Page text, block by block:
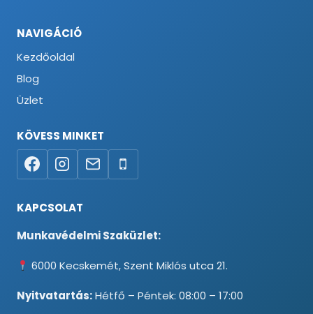
NAVIGÁCIÓ
Kezdőoldal
Blog
Üzlet
KÖVESS MINKET
KAPCSOLAT
Munkavédelmi Szaküzlet:
6000 Kecskemét, Szent Miklós utca 21.
Nyitvatartás:Hétfő – Péntek: 08:00 – 17:00